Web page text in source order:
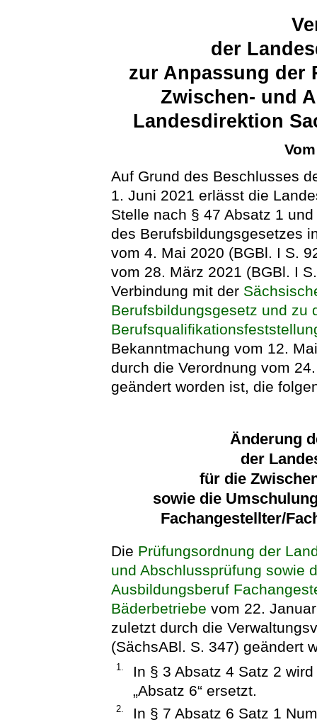
der
zur Anpassung der
Zwischen- und
Landesdirektion
Auf Grund des Beschlusses
1. Juni 2021 erlässt die
Stelle nach § 47 Absatz 1
des Berufsbildungsgesetzes
vom 4. Mai 2020 (BGBl. I S.
vom 28. März 2021 (BGBl. I
Verbindung mit der
Berufsbildungsgesetz und zu
Bekanntmachung vom 12.
durch die Verordnung vom
geändert worden ist, die
Änderung
der
für die
sowie die
Fachangestellter/
Die Prüfungsordnung der
und Abschlussprüfung sowie
Ausbildungsberuf
Bäderbetriebe vom 22.
zuletzt durch die
(SächsABl. S. 347) geändert
1.
In § 3 Absatz 4 Satz 2
„Absatz 6“ ersetzt.
2.
In § 7 Absatz 6 Satz 1